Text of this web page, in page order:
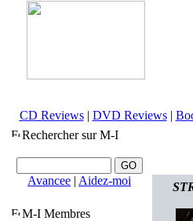
CD Reviews| DVD Reviews|
Rechercher sur M-I
Avancee | Aidez-moi
M-I Membres